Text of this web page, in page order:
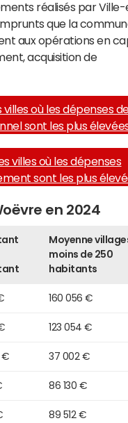
réalisés par
que la
aux opérations en
acquisition de
villes où les dépenses
sont les plus
villes où les dépenses
sont les plus
en 2024
Moyenne
moins de 250
habitants
160 056 €
123 054 €
€ 37 002 €
86 130 €
89 512 €